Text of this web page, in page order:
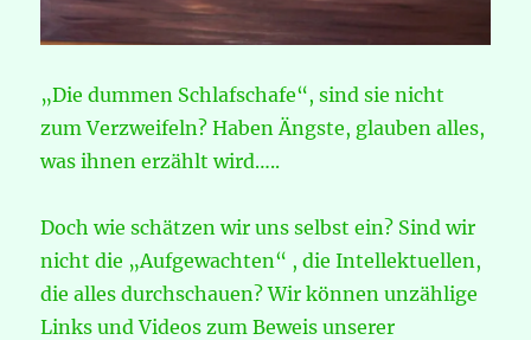
„Die dummen Schlafschafe“, sind sie nicht
zum Verzweifeln? Haben Ängste, glauben alles,
was ihnen erzählt wird…..
Doch wie schätzen wir uns selbst ein? Sind wir
nicht die „Aufgewachten“ , die Intellektuellen,
die alles durchschauen? Wir können unzählige
Links und Videos zum Beweis unserer